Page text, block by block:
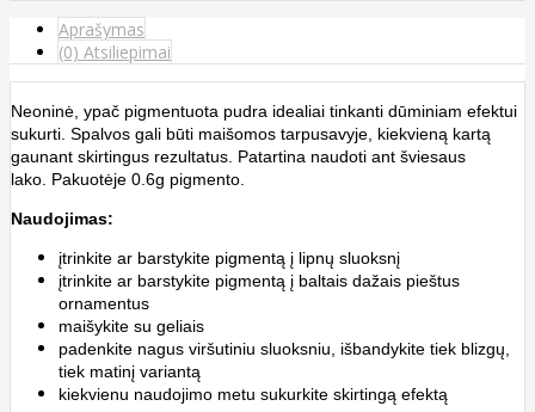
Aprašymas
(0) Atsiliepimai
Neoninė, ypač pigmentuota pudra idealiai tinkanti dūminiam efektui
sukurti. Spalvos gali būti maišomos tarpusavyje, kiekvieną kartą
gaunant skirtingus rezultatus. Patartina naudoti ant šviesaus
lako. Pakuotėje 0.6g pigmento.
Naudojimas:
įtrinkite ar barstykite pigmentą į lipnų sluoksnį
įtrinkite ar barstykite pigmentą į baltais dažais pieštus
ornamentus
maišykite su geliais
padenkite nagus viršutiniu sluoksniu, išbandykite tiek blizgų,
tiek matinį variantą
kiekvienu naudojimo metu sukurkite skirtingą efektą